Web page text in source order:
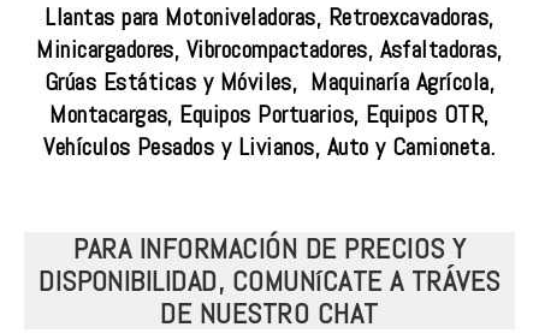
Llantas para Motoniveladoras, Retroexcavadoras,
Minicargadores, Vibrocompactadores, Asfaltadoras,
Grúas Estáticas y Móviles, Maquinaría Agrícola,
Montacargas, Equipos Portuarios, Equipos OTR,
Vehículos Pesados y Livianos, Auto y Camioneta.
PARA INFORMACIÓN DE PRECIOS Y
DISPONIBILIDAD, COMUNíCATE A TRÁVES
DE NUESTRO CHAT